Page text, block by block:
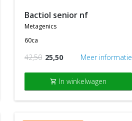
bactiol senior nf
metagenics
60ca
42,50 25,50 Meer informatie
shopping_cart In winkelwagen